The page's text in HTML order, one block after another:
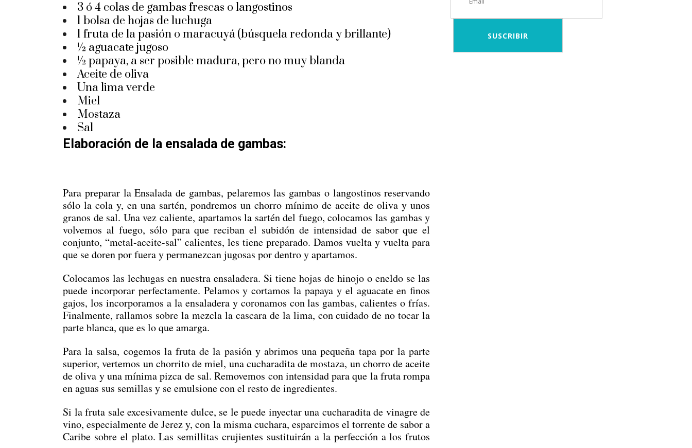
3 ó 4 colas de gambas frescas o langostinos
1 bolsa de hojas de luchuga
1 fruta de la pasión o maracuyá (búsquela redonda y brillante)
½ aguacate jugoso
½ papaya, a ser posible madura, pero no muy blanda
Aceite de oliva
Una lima verde
Miel
Mostaza
Sal
Elaboración de la ensalada de gambas:
Para preparar la Ensalada de gambas, pelaremos las gambas o langostinos reservando
sólo la cola y, en una sartén, pondremos un chorro mínimo de aceite de oliva y unos
granos de sal. Una vez caliente, apartamos la sartén del fuego, colocamos las gambas y
volvemos al fuego, sólo para que reciban el subidón de intensidad de sabor que el
conjunto, “metal-aceite-sal” calientes, les tiene preparado. Damos vuelta y vuelta para
que se doren por fuera y permanezcan jugosas por dentro y apartamos.
Colocamos las lechugas en nuestra ensaladera. Si tiene hojas de hinojo o eneldo se las
puede incorporar perfectamente. Pelamos y cortamos la papaya y el aguacate en finos
gajos, los incorporamos a la ensaladera y coronamos con las gambas, calientes o frías.
Finalmente, rallamos sobre la mezcla la cascara de la lima, con cuidado de no tocar la
parte blanca, que es lo que amarga.
Para la salsa, cogemos la fruta de la pasión y abrimos una pequeña tapa por la parte
superior, vertemos un chorrito de miel, una cucharadita de mostaza, un chorro de aceite
de oliva y una mínima pizca de sal. Removemos con intensidad para que la fruta rompa
en aguas sus semillas y se emulsione con el resto de ingredientes.
Si la fruta sale excesivamente dulce, se le puede inyectar una cucharadita de vinagre de
vino, especialmente de Jerez y, con la misma cuchara, esparcimos el torrente de sabor a
Caribe sobre el plato. Las semillitas crujientes sustituirán a la perfección a los frutos